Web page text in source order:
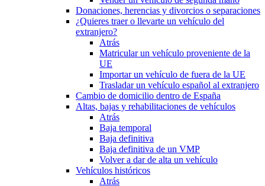
Donaciones, herencias y divorcios o separaciones
¿Quieres traer o llevarte un vehículo del
extranjero?
Atrás
Matricular un vehículo proveniente de la
UE
Importar un vehículo de fuera de la UE
Trasladar un vehículo español al extranjero
Cambio de domicilio dentro de España
Altas, bajas y rehabilitaciones de vehículos
Atrás
Baja temporal
Baja definitiva
Baja definitiva de un VMP
Volver a dar de alta un vehículo
Vehículos históricos
Atrás